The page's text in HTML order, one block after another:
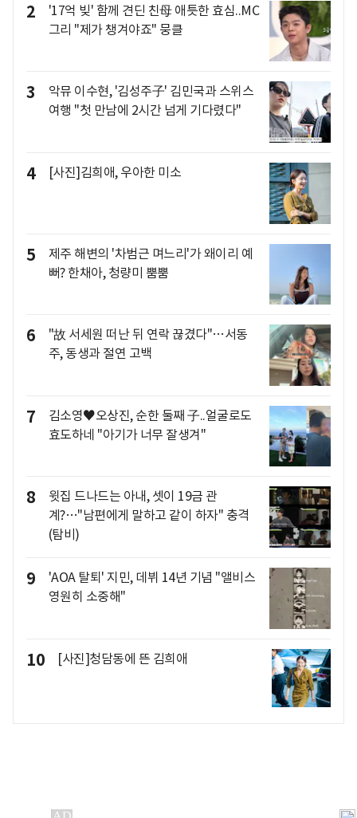
2
'17억 빚' 함께 견딘 친母 애틋한 효심..MC
그리 "제가 챙겨야죠" 뭉클
3
악뮤 이수현, '김성주子' 김민국과 스위스
여행 "첫 만남에 2시간 넘게 기다렸다"
4 [사진]김희애, 우아한 미소
5
제주 해변의 '차범근 며느리'가 왜이리 예
뻐? 한채아, 청량미 뿜뿜
6
"故 서세원 떠난 뒤 연락 끊겼다"…서동
주, 동생과 절연 고백
7
김소영♥오상진, 순한 둘째 子..얼굴로도
효도하네 "아기가 너무 잘생겨"
8
윗집 드나드는 아내, 셋이 19금 관
계?…"남편에게 말하고 같이 하자" 충격
(탐비)
9
'AOA 탈퇴' 지민, 데뷔 14년 기념 "앨비스
영원히 소중해"
10 [사진]청담동에 뜬 김희애